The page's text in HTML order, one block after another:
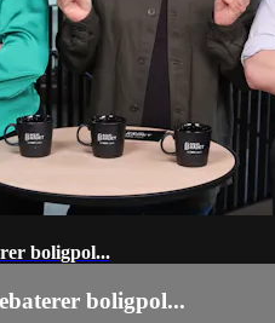
boligpol...
boligpol...